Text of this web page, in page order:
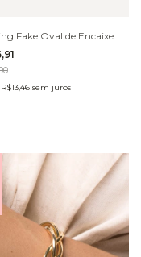
Fake Oval de Encaixe
R$13,46 sem juros